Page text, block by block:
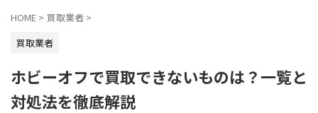
HOME > 買取業者 >
買取業者
ホビーオフで買取できないものは？一覧と
対処法を徹底解説